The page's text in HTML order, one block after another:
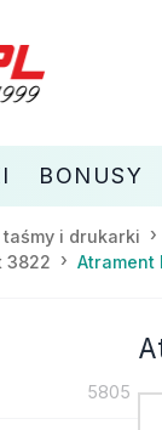
BONUSY
i drukarki
3822
Atrament
5805